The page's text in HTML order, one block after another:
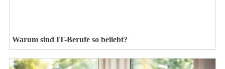
Warum sind IT-Berufe so beliebt?